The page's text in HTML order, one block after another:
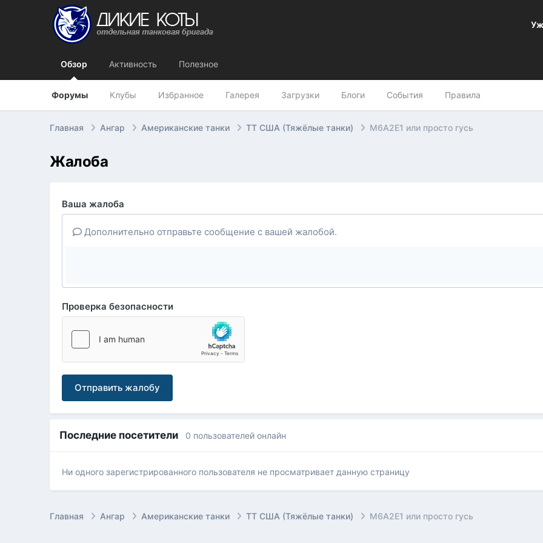
Обзор
Форумы Клубы Избранное Галерея Загрузки Блоги События Правила
Активность Полезное
Главная Ангар Американские танки ТТ США (Тяжёлые танки) M6A2E1 или просто гусь
Жалоба
Ваша жалоба
Дополнительно отправьте сообщение с вашей жалобой.
Проверка безопасности
Отправить жалобу
Последние посетители 0 пользователей онлайн
Ни одного зарегистрированного пользователя не просматривает данную страницу
Главная Ангар Американские танки ТТ США (Тяжёлые танки) M6A2E1 или просто гусь